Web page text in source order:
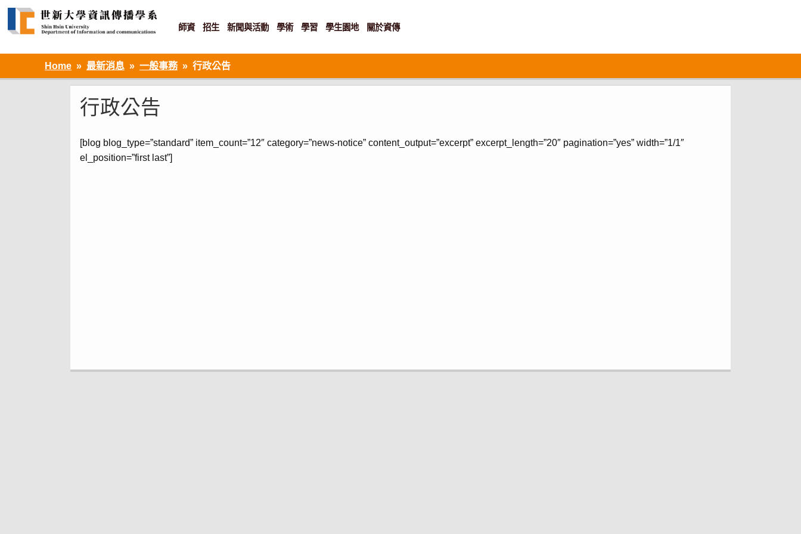
資訊設計 ‧ 知識加值 ‧ 網路傳播
師資 招生 新聞與活動 學術 學習 學生園地 關於資傳
Home 最新消息 一般事務 行政公告
行政公告
[blog blog_type=”standard” item_count=”12″ category=”news-notice” content_output=”excerpt” excerpt_length=”20″ pagination=”yes” width=”1/1″
el_position=”first last”]